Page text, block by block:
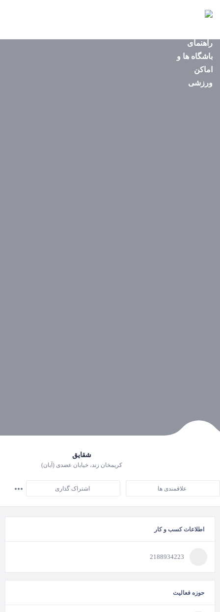
صفحه
استان‌ها
باشگاه‌ها
شقایق
کریمخان زند، خیابان عضدی (آبان)
علاقمندی ها اشتراک گذاری
اطلاعات کسب و کار
2188934223
حوزه فعالیت